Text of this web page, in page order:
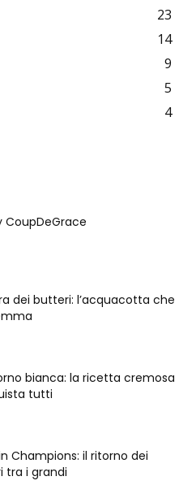
23
14
9
5
4
CoupDeGrace
dei butteri: l’acquacotta che
bianca: la ricetta cremosa
tutti
Champions: il ritorno dei
tra i grandi